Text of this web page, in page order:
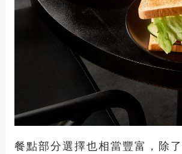
餐點部分選擇也相當豐富，除